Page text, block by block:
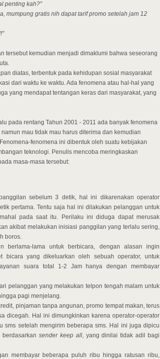
penting kah?"
mumpung gratis nih dapat tarif promo setelah jam 12
tersebut kemudian menjadi dimaklumi bahwa seseorang
diatas, terbentuk pada kehidupan sosial masyarakat
dari waktu ke waktu. Ada fenomena atau hal-hal yang
yang mendapat tentangan keras dari masyarakat, yang
pada rentang Tahun 2001 - 2011 ada banyak fenomena
mau tidak mau harus diterima dan kemudian
fenomena ini dibentuk oleh suatu kebijakan
teknologi. Penulis mencoba meringkaskan
masa-masa tersebut:
sebelum 3 detik, hal ini dikarenakan operator
pertama. Tentu saja hal ini dilakukan pelanggan untuk
pada saat itu. Perilaku ini diduga dapat merusak
akibat melakukan inisiasi panggilan yang terlalu sering,
boros.
berlama-lama untuk berbicara, dengan alasan ingin
bicara yang dikeluarkan oleh sebuah operator, untuk
suara total 1-2 Jam hanya dengan membayar
pelanggan yang melakukan telpon tengah malam untuk
pagi menjelang.
pinjaman tanpa angunan, promo tempat makan, terus
dicegah. Hal ini dimungkinkan karena operator-operator
sms setelah mengirim beberapa sms. Hal ini juga dipicu
sender keep all, yang dinilai tidak adil bagi
membayar beberapa puluh ribu hingga ratusan ribu,